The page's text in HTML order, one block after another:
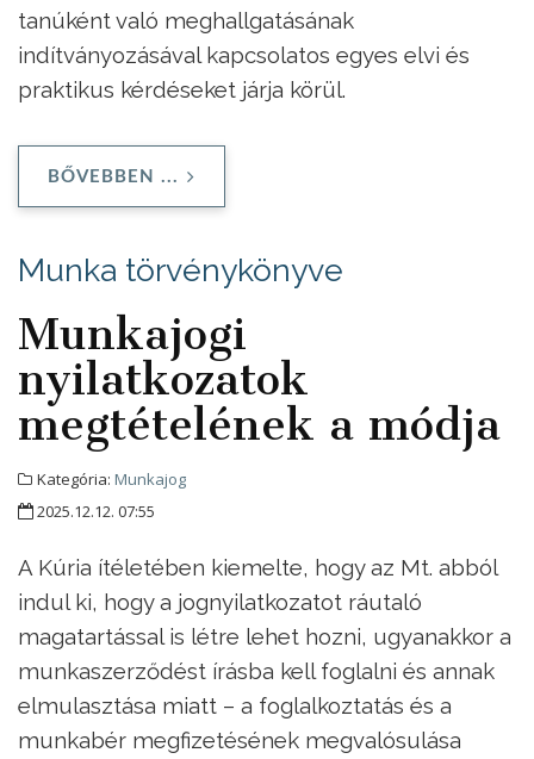
tanúként való meghallgatásának
indítványozásával kapcsolatos egyes elvi és
praktikus kérdéseket járja körül.
BŐVEBBEN ...
Munka törvénykönyve
Munkajogi
nyilatkozatok
megtételének a módja
Kategória: Munkajog
2025.12.12. 07:55
A Kúria ítéletében kiemelte, hogy az Mt. abból
indul ki, hogy a jognyilatkozatot ráutaló
magatartással is létre lehet hozni, ugyanakkor a
munkaszerződést írásba kell foglalni és annak
elmulasztása miatt – a foglalkoztatás és a
munkabér megfizetésének megvalósulása